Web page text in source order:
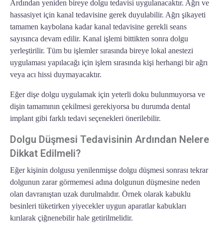
Ardından yeniden bireye dolgu tedavisi uygulanacaktır. Ağrı ve
hassasiyet için kanal tedavisine gerek duyulabilir. Ağrı şikayeti
tamamen kaybolana kadar kanal tedavisine gerekli seans
sayısınca devam edilir. Kanal işlemi bittikten sonra dolgu
yerleştirilir. Tüm bu işlemler sırasında bireye lokal anestezi
uygulaması yapılacağı için işlem sırasında kişi herhangi bir ağrı
veya acı hissi duymayacaktır.
Eğer dişe dolgu uygulamak için yeterli doku bulunmuyorsa ve
dişin tamamının çekilmesi gerekiyorsa bu durumda dental
implant gibi farklı tedavi seçenekleri önerilebilir.
Dolgu Düşmesi Tedavisinin Ardından Nelere
Dikkat Edilmeli?
Eğer kişinin dolgusu yenilenmişse dolgu düşmesi sonrası tekrar
dolgunun zarar görmemesi adına dolgunun düşmesine neden
olan davranıştan uzak durulmalıdır. Örnek olarak kabuklu
besinleri tüketirken yiyecekler uygun aparatlar kabukları
kırılarak çiğnenebilir hale getirilmelidir.